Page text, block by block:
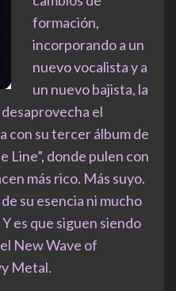
formación,
incorporando a un
nuevo vocalista y a
un nuevo bajista, la
el
con su tercer álbum de
Line”, donde pulen con
más rico. Más suyo.
su esencia ni mucho
es que siguen siendo
New Wave of
Metal.